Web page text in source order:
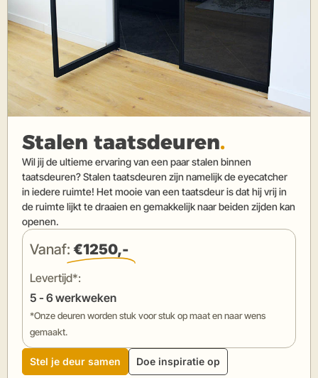
Stalen taatsdeuren.
Wil jij de ultieme ervaring van een paar stalen binnen
taatsdeuren? Stalen taatsdeuren zijn namelijk de eyecatcher
in iedere ruimte! Het mooie van een taatsdeur is dat hij vrij in
de ruimte lijkt te draaien en gemakkelijk naar beiden zijden kan
openen.
Vanaf: €1250,-
Levertijd*:
5 - 6 werkweken
*Onze deuren worden stuk voor stuk op maat en naar wens
gemaakt.
Stel je deur samen Doe inspiratie op